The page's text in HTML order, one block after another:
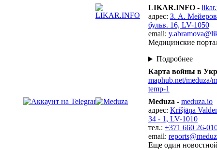
LIKAR.INFO -
адрес: З. А.
бульв. 16, LV-1050
email:
Медицинские
Подробнее
Карта войны в
maphub.net/meduza/
temp-1
Meduza - meduza.io
адрес: Krišjāņa
34 - 1, LV-1010
тел.: +371 660 26-
email:
Еще один